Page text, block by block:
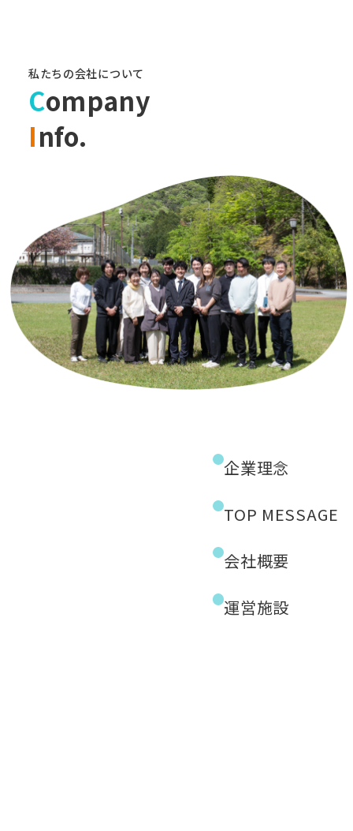
私たちの会社について
Company
Info.
企業理念
TOP MESSAGE
会社概要
運営施設